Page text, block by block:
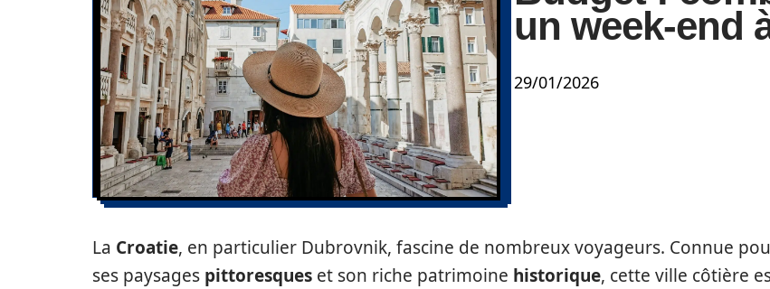
un week-end
29/01/2026
La Croatie, en particulier Dubrovnik, fascine de nombreux voyageurs. Connue
ses paysages pittoresques et son riche patrimoine historique, cette ville côtière